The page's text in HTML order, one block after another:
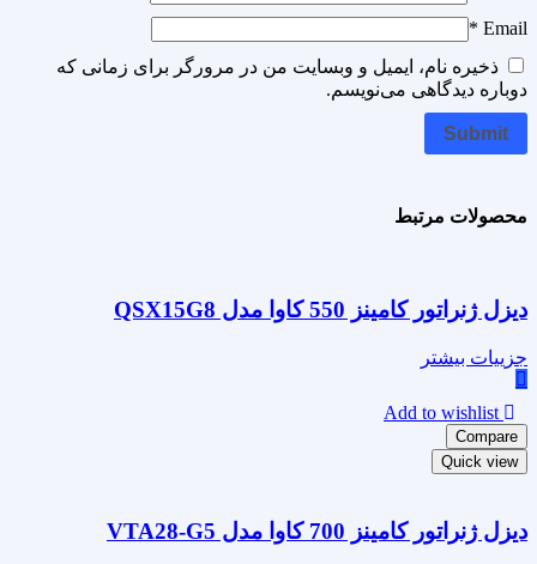
Email
*
ذخیره نام، ایمیل و وبسایت من در مرورگر برای زمانی که
دوباره دیدگاهی می‌نویسم.
محصولات مرتبط
دیزل ژنراتور کامینز 550 کاوا مدل QSX15G8
جزییات بیشتر
Add to wishlist
Compare
Quick view
دیزل ژنراتور کامینز 700 کاوا مدل VTA28-G5